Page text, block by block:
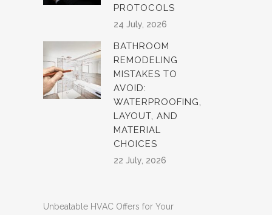
PROTOCOLS
24 July, 2026
BATHROOM
REMODELING
MISTAKES TO
AVOID:
WATERPROOFING,
LAYOUT, AND
MATERIAL
CHOICES
22 July, 2026
Unbeatable HVAC Offers for Your